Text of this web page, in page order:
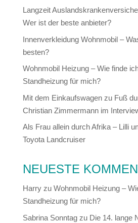
Langzeit
Wer ist der beste anbieter?
Innenverkleidung Wohnmobil –
besten?
Wohnmobil Heizung – Wie finde
Standheizung für mich?
Mit dem Einkaufswagen zu Fuß
Christian Zimmermann im
Als Frau allein durch Afrika – Lilli
Toyota Landcruiser
NEUESTE
Harryzu Wohnmobil Heizung –
Standheizung für mich?
Sabrina Sonntagzu Die 14. lange